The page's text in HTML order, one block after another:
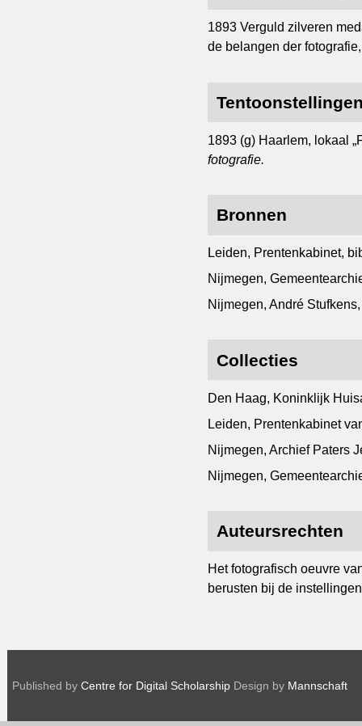
1893 Verguld zilveren
de belangen der
1893 (g) Haarlem, lokaal
fotografie.
Bronnen
Leiden, Prentenkabinet,
Nijmegen,
Nijmegen, André
Collecties
Den Haag, Koninklijk
Leiden, Prentenkabinet
Nijmegen, Archief Paters
Nijmegen,
Auteursrechten
Het fotografisch oeuvre
berusten bij de
Published by Centre for Digital Scholarship Design by Mannschaft